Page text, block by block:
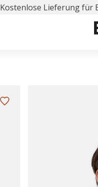
Kostenlose Lieferung für